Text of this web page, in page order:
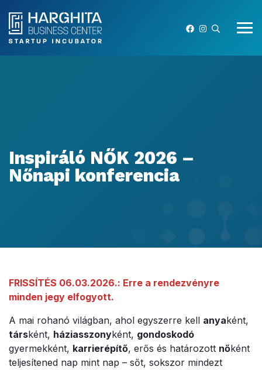
Inspiráló NŐK 2026 –
Nőnapi konferencia
FRISSÍTÉS 06.03.2026.: Erre a rendezvényre
minden jegy elfogyott.
A mai rohanó világban, ahol egyszerre kell anyaként,
társként, háziasszonyként, gondoskodó
gyermekként, karrierépítő, erős és határozott nőként
teljesítened nap mint nap – sőt, sokszor mindezt